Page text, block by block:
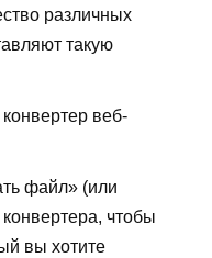
различных
такую
веб-
файл» (или
чтобы
вы хотите